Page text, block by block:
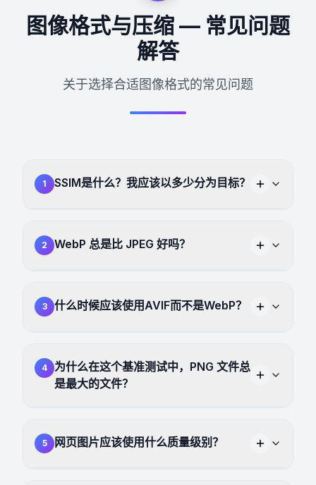
图像格式与压缩 — 常见问题
解答
关于选择合适图像格式的常见问题
1 SSIM是什么？我应该以多少分为目标？
2 WebP 总是比 JPEG 好吗？
3 什么时候应该使用AVIF而不是WebP？
4
为什么在这个基准测试中，PNG 文件总
是最大的文件？
5 网页图片应该使用什么质量级别？